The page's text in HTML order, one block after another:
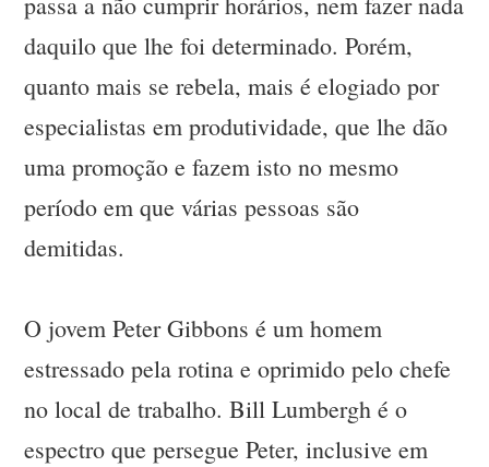
daquilo que lhe foi determinado. Porém,
quanto mais se rebela, mais é elogiado por
especialistas em produtividade, que lhe dão
uma promoção e fazem isto no mesmo
período em que várias pessoas são
demitidas.
O jovem Peter Gibbons é um homem
estressado pela rotina e oprimido pelo chefe
no local de trabalho. Bill Lumbergh é o
espectro que persegue Peter, inclusive em